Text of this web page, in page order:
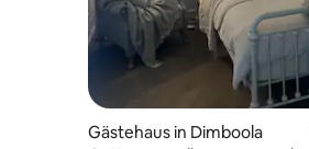
Gästehaus in Dimboola